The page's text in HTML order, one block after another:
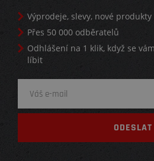
Výprodeje, slevy, nové
Přes 50 000 odběratelů
Odhlášení na 1 klik, když se
líbit